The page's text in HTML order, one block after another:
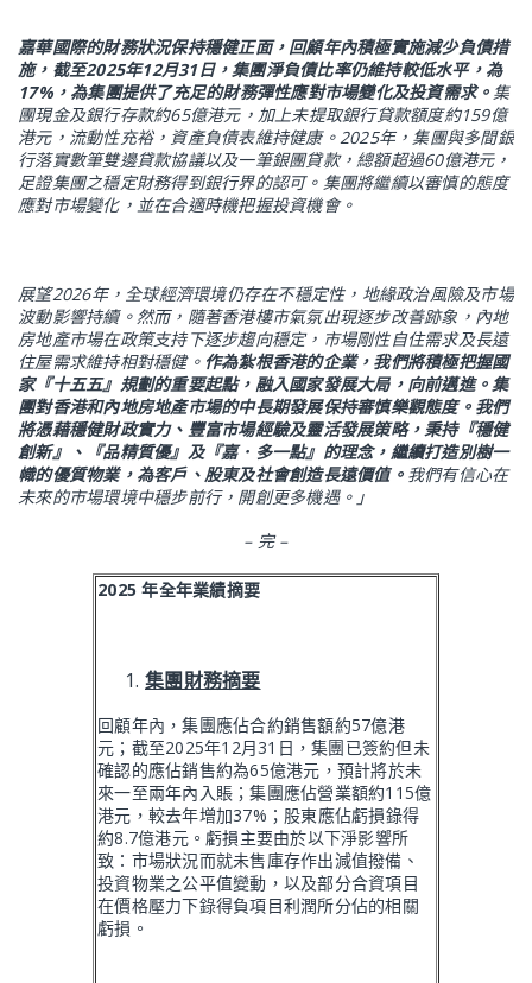
嘉華國際的財務狀況保持穩健正面，回顧年內積極實施減少負債措
施，截至2025年12月31日，集團淨負債比率仍維持較低水平，為
17%，為集團提供了充足的財務彈性應對市場變化及投資需求。 集
團現金及銀行存款約65億港元，加上未提取銀行貸款額度約159億
港元，流動性充裕，資產負債表維持健康。2025年，集團與多間銀
行落實數筆雙邊貸款協議以及一筆銀團貸款，總額超過60億港元，
足證集團之穩定財務得到銀行界的認可。集團將繼續以審慎的態度
應對市場變化，並在合適時機把握投資機會。
展望2026年，全球經濟環境仍存在不穩定性，地緣政治風險及市場
波動影響持續。然而，隨著香港樓市氣氛出現逐步改善跡象，內地
房地產市場在政策支持下逐步趨向穩定，市場剛性自住需求及長遠
住屋需求維持相對穩健。 作為紮根香港的企業，我們將積極把握國
家『十五五』規劃的重要起點，融入國家發展大局，向前邁進。集
團對香港和內地房地產市場的中長期發展保持審慎樂觀態度。我們
將憑藉穩健財政實力、豐富市場經驗及靈活發展策略，秉持『穩健
創新』、『品精質優』及『嘉．多一點』的理念，繼續打造別樹一
幟的優質物業，為客戶、股東及社會創造長遠價值。 我們有信心在
未來的市場環境中穩步前行，開創更多機遇。」
– 完–
2025年全年業績摘要
集團財務摘要
回顧年內，集團應佔合約銷售額約57億港
元；截至2025年12月31日，集團已簽約但未
確認的應佔銷售約為65億港元，預計將於未
來一至兩年內入賬；集團應佔營業額約115億
港元，較去年增加37%；股東應佔虧損錄得
約8.7億港元。虧損主要由於以下淨影響所
致：市場狀況而就未售庫存作出減值撥備、
投資物業之公平值變動，以及部分合資項目
在價格壓力下錄得負項目利潤所分佔的相關
虧損。